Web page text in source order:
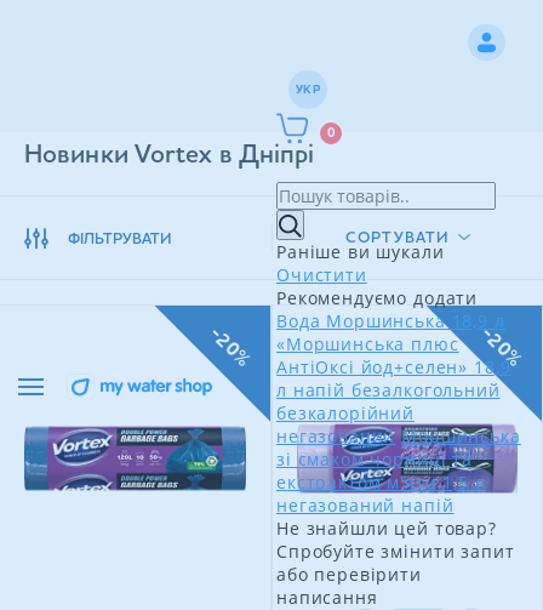
УКР
0
Раніше ви шукали
Очистити
Рекомендуємо додати
Вода Моршинська 18,9 л
«Моршинська плюс
АнтіОксі йод+селен» 18,9
л напій безалкогольний
безкалорійний
негазований Моршинська
зі смаком чорниці та
екстрактом м'яти 1,5 л
негазований напій
Не знайшли цей товар?
Спробуйте змінити запит
або перевірити
написання
Новинки Vortex в Дніпрі
ФІЛЬТРУВАТИ СОРТУВАТИ
-20% -20%